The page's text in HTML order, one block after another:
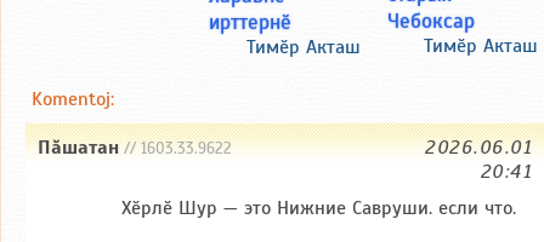
ирттернӗ
Тимӗр Акташ
Чебоксар
Тимӗр Акташ
Komentoj:
Пăшатан// 1603.33.9622
2026.06.01
20:41
Хӗрлӗ Шур — это Нижние Савруши. если что.